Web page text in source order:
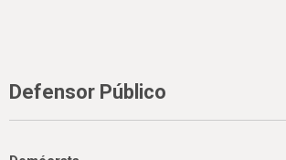
Defensor Público